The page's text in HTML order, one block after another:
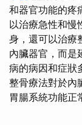
和器官功能的疼
以治療急性和慢
身，還可以治療
內臟器官，而是
病的病因和症狀
整骨療法對於內
胃腸系統功能正